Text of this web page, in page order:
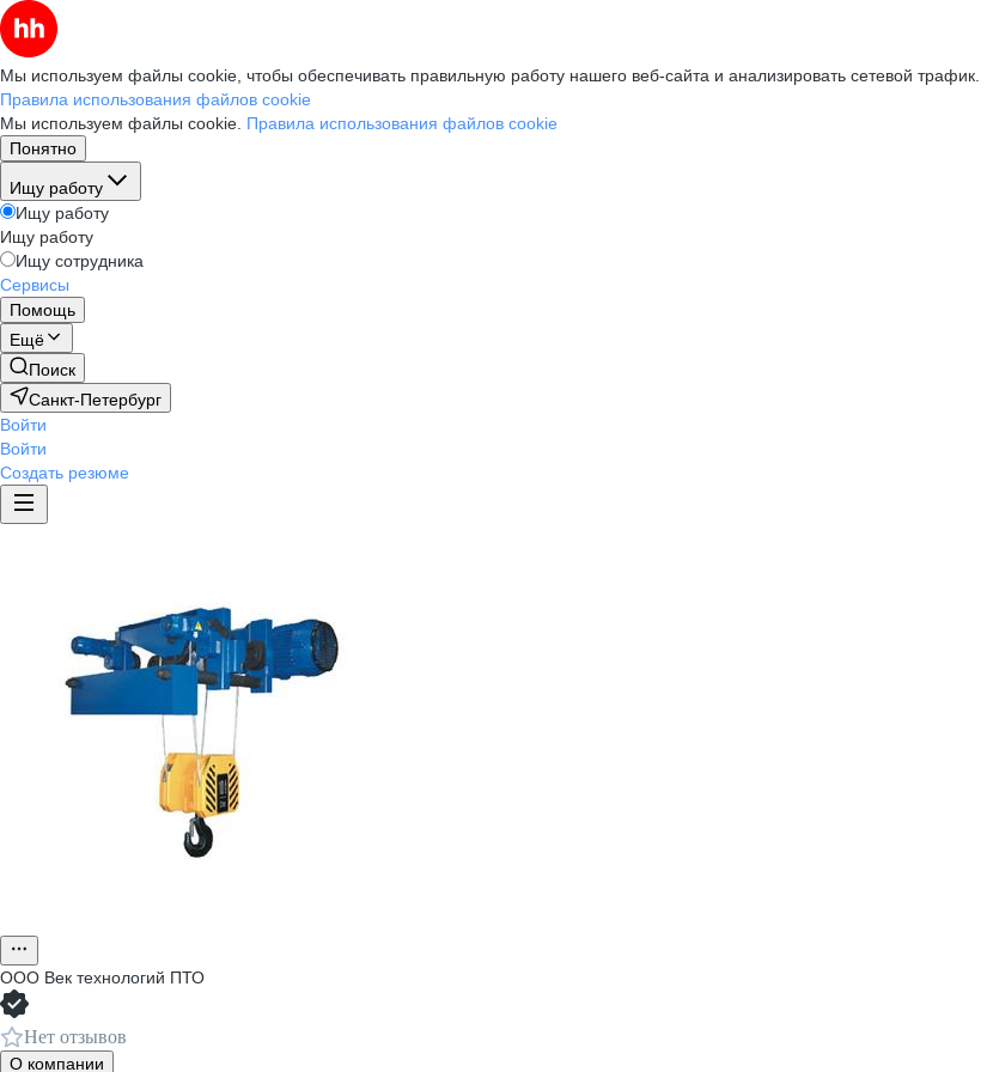
Мы используем файлы cookie, чтобы обеспечивать правильную работу нашего веб-сайта и анализировать сетевой трафик.
Правила использования файлов cookie
Мы используем файлы cookie. Правила использования файлов cookie
Понятно
Ищу работу
Ищу работу
Ищу работу
Ищу сотрудника
Сервисы
Помощь
Ещё
Поиск
Санкт-Петербург
Войти
Войти
Создать резюме
ООО Век технологий ПТО
Нет отзывов
О компании